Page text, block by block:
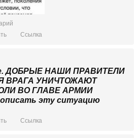
Ссылка
ДОБРЫЕ НАШИ ПРАВИТЕЛИ
ВРАГА УНИЧТОЖАЮТ
ВО ГЛАВЕ АРМИИ
эту ситуацию
Ссылка